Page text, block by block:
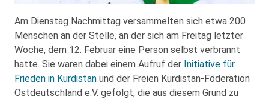
Am Dienstag Nachmittag versammelten sich etwa 200
Menschen an der Stelle, an der sich am Freitag letzter
Woche, dem 12. Februar eine Person selbst verbrannt
hatte. Sie waren dabei einem Aufruf der Initiative für
Frieden in Kurdistan und der Freien Kurdistan-Föderation
Ostdeutschland e.V. gefolgt, die aus diesem Grund zu